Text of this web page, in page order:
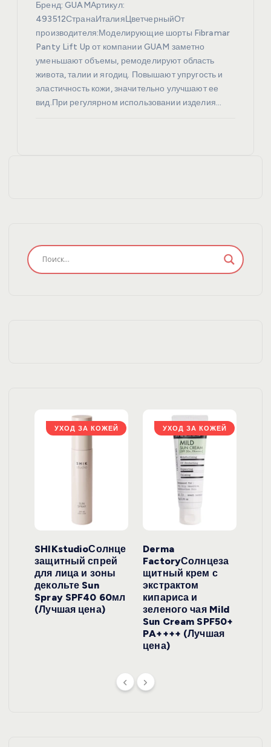
Бренд: GUAMАртикул:
493512СтранаИталияЦветчерныйОт
производителя:Моделирующие шорты Fibramar
Panty Lift Up от компании GUAM заметно
уменьшают объемы, ремоделируют область
живота, талии и ягодиц. Повышают упругость и
эластичность кожи, значительно улучшают ее
вид.При регулярном использовании изделия…
УХОД ЗА КОЖЕЙ
SHIKstudioСолнце
защитный спрей
для лица и зоны
декольте Sun
Spray SPF40 60мл
(Лучшая цена)
УХОД ЗА КОЖЕЙ
Derma
FactoryСолнцеза
щитный крем с
экстрактом
кипариса и
зеленого чая Mild
Sun Cream SPF50+
PA++++ (Лучшая
цена)